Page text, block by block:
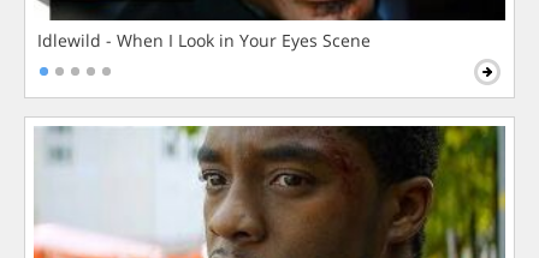
Idlewild - When I Look in Your Eyes Scene